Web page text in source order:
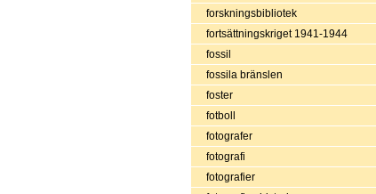
forskningsbibliotek
fortsättningskriget 1941-1944
fossil
fossila bränslen
foster
fotboll
fotografer
fotografi
fotografier